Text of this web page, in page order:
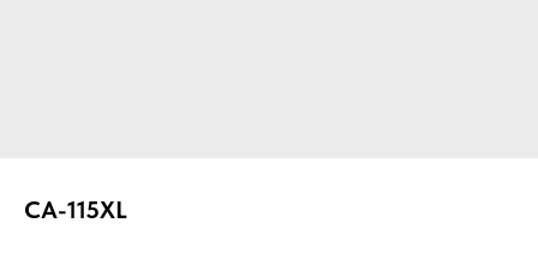
CA-115XL